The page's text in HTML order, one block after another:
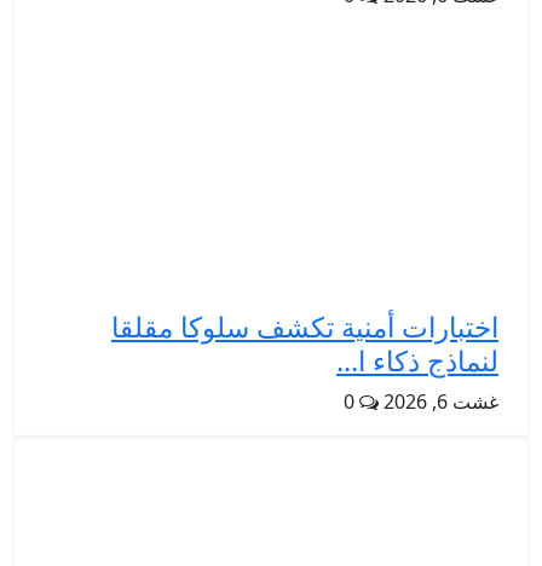
اختبارات أمنية تكشف سلوكا مقلقا
لنماذج ذكاء ا...
غشت 6, 2026 0